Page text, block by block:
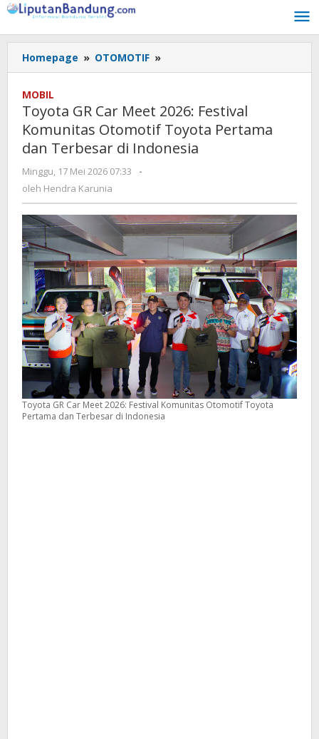
Lewati
konten
Homepage » OTOMOTIF »
GR
2026:
Festival
Komunitas
dan
Terbesar
di
Indonesia
MOBIL
Toyota GR Car Meet 2026: Festival
Komunitas Otomotif Toyota Pertama
dan Terbesar di Indonesia
Minggu, 17 Mei 2026 07:33
oleh
-
oleh Hendra Karunia
Toyota GR Car Meet 2026: Festival Komunitas Otomotif Toyota
Pertama dan Terbesar di Indonesia